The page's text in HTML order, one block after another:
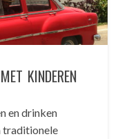
KINDEREN
en drinken
traditionele